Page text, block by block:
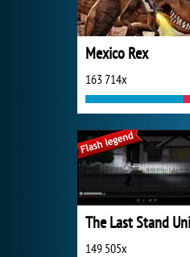
Mexico Rex
163 714x
149 505x